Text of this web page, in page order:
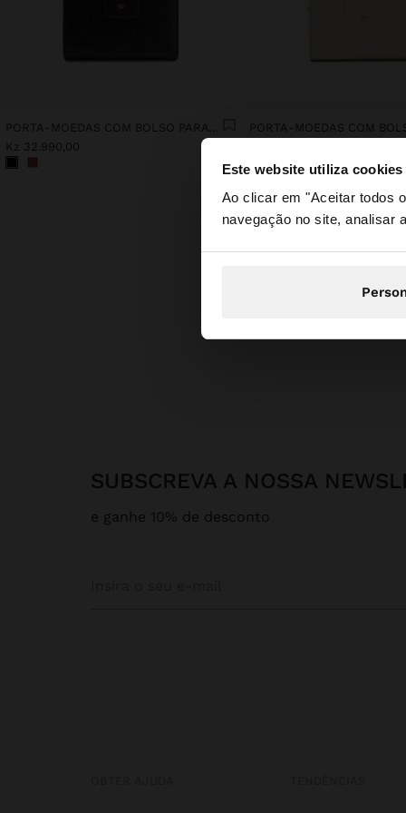
Este website utiliza cookies
Ao clicar em "Aceitar todos
navegação no site, analisar
olá
Está a aceder ao
PORTA-MOEDAS COM BOLSO PARA TELEMÓVEL
Kz 32.990,00
SUBSCREVA A NOSSA
e ganhe 10% de desconto